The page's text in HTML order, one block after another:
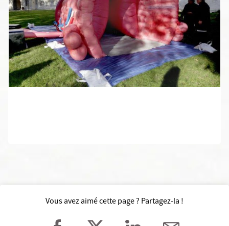
Vous avez aimé cette page ? Partagez-la !